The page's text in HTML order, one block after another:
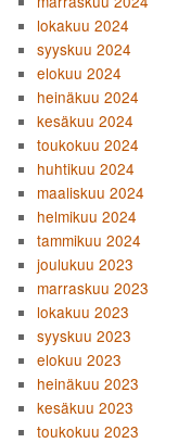
lokakuu 2024
syyskuu 2024
elokuu 2024
heinäkuu 2024
kesäkuu 2024
toukokuu 2024
huhtikuu 2024
maaliskuu 2024
helmikuu 2024
tammikuu 2024
joulukuu 2023
marraskuu 2023
lokakuu 2023
syyskuu 2023
elokuu 2023
heinäkuu 2023
kesäkuu 2023
toukokuu 2023